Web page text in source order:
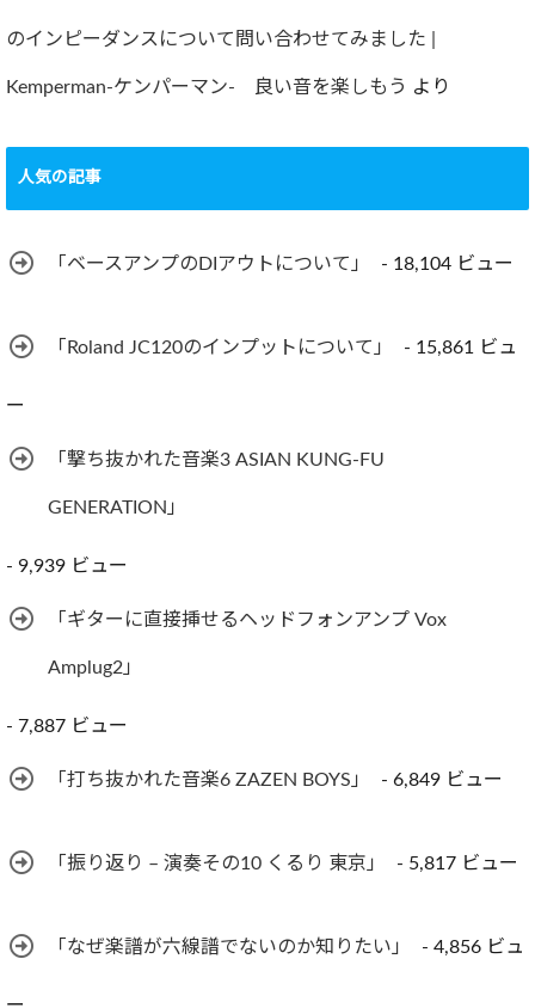
のインピーダンスについて問い合わせてみました |
Kemperman-ケンパーマン- 良い音を楽しもう より
人気の記事
「ベースアンプのDIアウトについて」 - 18,104 ビュー
「Roland JC120のインプットについて」 - 15,861 ビュ
ー
「撃ち抜かれた音楽3 ASIAN KUNG-FU
GENERATION」
- 9,939 ビュー
「ギターに直接挿せるヘッドフォンアンプ Vox
Amplug2」
- 7,887 ビュー
「打ち抜かれた音楽6 ZAZEN BOYS」 - 6,849 ビュー
「振り返り – 演奏その10 くるり 東京」 - 5,817 ビュー
「なぜ楽譜が六線譜でないのか知りたい」 - 4,856 ビュ